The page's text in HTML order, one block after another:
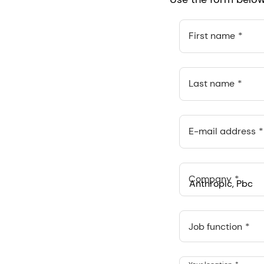
First name
Last name
E-mail address
Company
Anthropic, PBC
548 Market St Pmb
Job function